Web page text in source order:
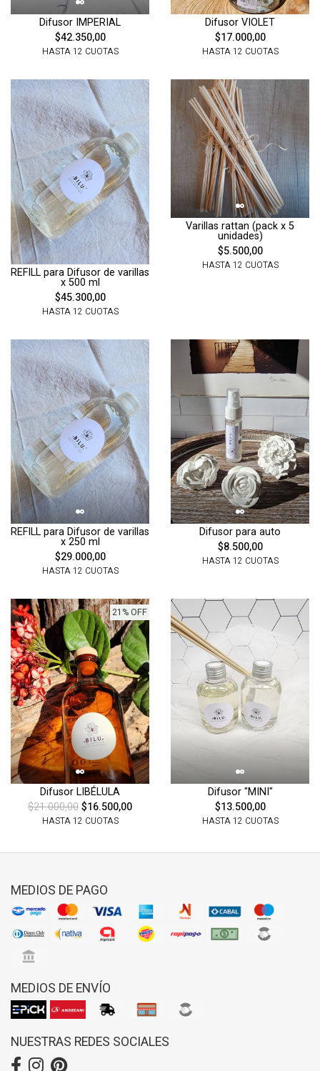
Difusor IMPERIAL
$42.350,00
HASTA 12 CUOTAS
Difusor VIOLET
$17.000,00
HASTA 12 CUOTAS
REFILL para Difusor de varillas
x 500 ml
$45.300,00
HASTA 12 CUOTAS
Varillas rattan (pack x 5
unidades)
$5.500,00
HASTA 12 CUOTAS
REFILL para Difusor de varillas
x 250 ml
$29.000,00
HASTA 12 CUOTAS
Difusor para auto
$8.500,00
HASTA 12 CUOTAS
21% OFF
Difusor LIBÉLULA
$21.000,00$16.500,00
HASTA 12 CUOTAS
Difusor "MINI"
$13.500,00
HASTA 12 CUOTAS
MEDIOS DE PAGO
MEDIOS DE ENVÍO
NUESTRAS REDES SOCIALES